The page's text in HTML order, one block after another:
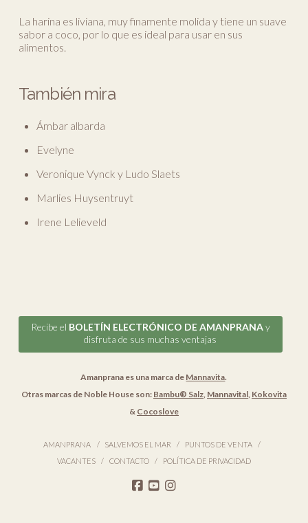
La harina es liviana, muy finamente molida y tiene un suave
sabor a coco, por lo que es ideal para usar en sus
alimentos.
También mira
Ámbar albarda
Evelyne
Veronique Vynck y Ludo Slaets
Marlies Huysentruyt
Irene Lelieveld
Recibe el BOLETÍN ELECTRÓNICO DE AMANPRANAy
disfruta de sus muchas ventajas
Amanprana es una marca de Mannavita.
Otras marcas de Noble House son: Bambu® Salz, Mannavital, Kokovita
& Cocoslove
AMANPRANA SALVEMOS EL MAR
PUNTOS DE VENTA
VACANTES
CONTACTO POLÍTICA DE PRIVACIDAD